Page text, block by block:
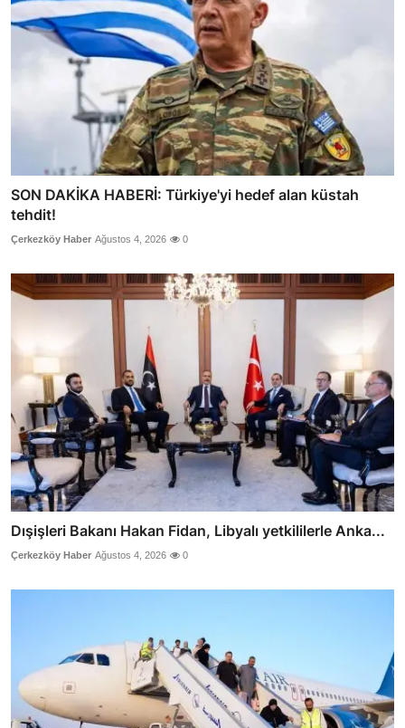
SON DAKİKA HABERİ: Türkiye'yi hedef alan küstah
tehdit!
Çerkezköy Haber Ağustos 4, 2026 0
Dışişleri Bakanı Hakan Fidan, Libyalı yetkililerle Anka...
Çerkezköy Haber Ağustos 4, 2026 0